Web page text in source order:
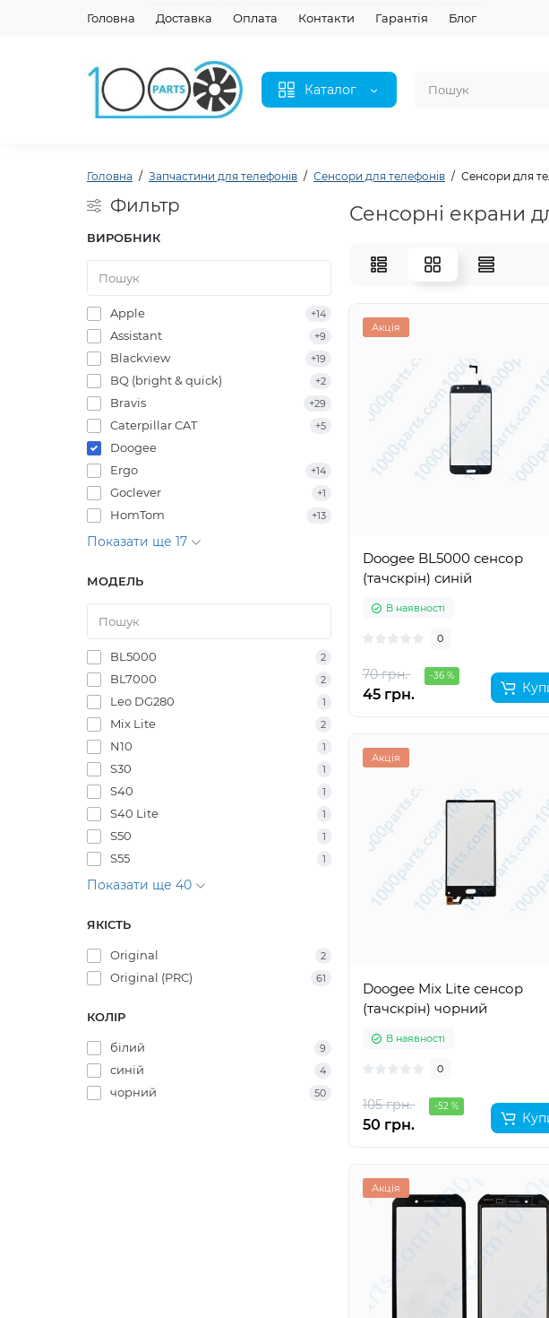
Головна Доставка Оплата Контакти Гарантія Блог
Каталог
Головна Запчастини для телефонів Сенсори для телефонів Сенсори для
Фильтр
ВИРОБНИК
Apple +14
Assistant +9
Blackview +19
BQ (bright & quick) +2
Bravis +29
Caterpillar CAT +5
Doogee
Ergo
+14
Goclever +1
HomTom +13
Показати ще 17
МОДЕЛЬ
BL5000 2
BL7000 2
Leo DG280 1
Mix Lite 2
N10 1
S30 1
S40 1
S40 Lite 1
S50 1
S55 1
Показати ще 40
ЯКІСТЬ
Original 2
Original (PRC) 61
КОЛІР
білий 9
синій 4
чорний 50
Сенсорні екрани
Акція
Doogee BL5000 сенсор
(тачскрін) синій
В наявності
0
70 грн. -36 %
45 грн.
Акція
Doogee Mix Lite сенсор
(тачскрін) чорний
В наявності
0
105 грн. -52 %
50 грн.
Акція